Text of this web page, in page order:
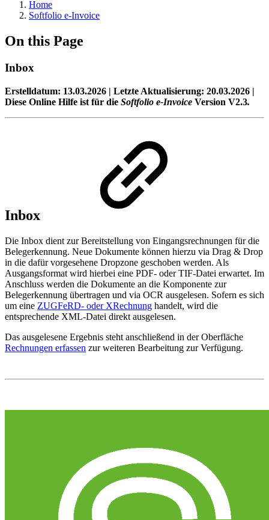
Home
Softfolio e-Invoice
On this Page
Inbox
Erstelldatum: 13.03.2026 | Letzte Aktualisierung: 20.03.2026 |
Diese Online Hilfe ist für die Softfolio e-Invoice Version V2.3.
Inbox
Die Inbox dient zur Bereitstellung von Eingangsrechnungen für die
Belegerkennung. Neue Dokumente können hierzu via Drag & Drop
in die dafür vorgesehene Dropzone geschoben werden. Als
Ausgangsformat wird hierbei eine PDF- oder TIF-Datei erwartet. Im
Anschluss werden die Dokumente an die Komponente zur
Belegerkennung übertragen und via OCR ausgelesen. Sofern es sich
um eine ZUGFeRD- oder XRechnung handelt, wird die
entsprechende XML-Datei direkt ausgelesen.
Das ausgelesene Ergebnis steht anschließend in der Oberfläche
Rechnungen erfassen zur weiteren Bearbeitung zur Verfügung.